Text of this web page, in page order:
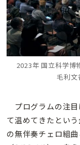
2023年 国立科学博
毛利
プログラムの注目
て温めてきたとい
の無伴奏チェロ組